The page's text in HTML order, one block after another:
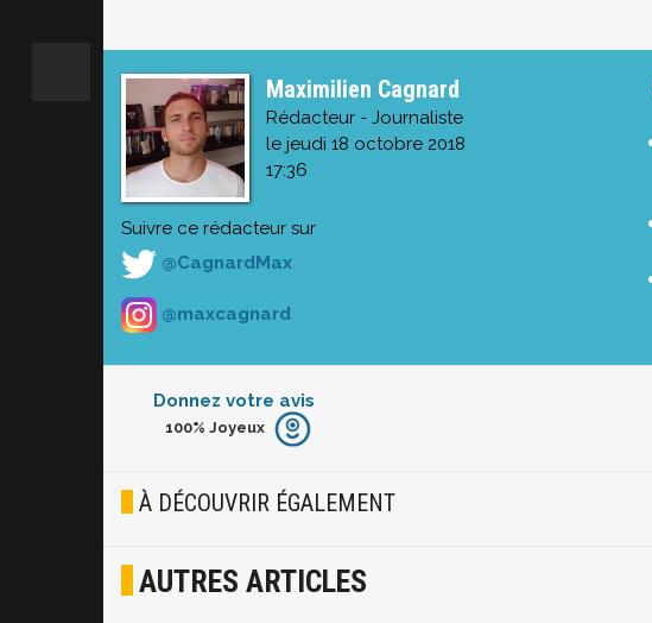
Maximilien Cagnard
Rédacteur - Journaliste
le jeudi 18 octobre 2018
17:36
Suivre ce rédacteur sur
@CagnardMax
@maxcagnard
Donnez votre avis
Furieux
Joyeux
100% Joyeux
À DÉCOUVRIR ÉGALEMENT
AUTRES ARTICLES